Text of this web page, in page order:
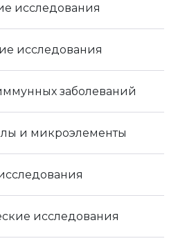
исследования
исследования
заболеваний
и микроэлементы
исследования